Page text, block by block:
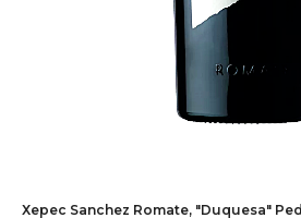
Херес Sanchez Romate, "Duquesa"